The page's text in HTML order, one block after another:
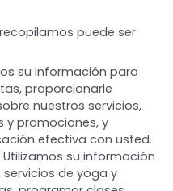
puede ser
su información para
proporcionarle
nuestros servicios,
y promociones, y
efectiva con usted.
su información
de yoga y